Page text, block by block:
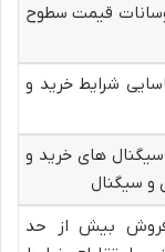
قیمت سطوح
شرایط خرید و
های خرید و
و سیگنال
فروش بیش از حد